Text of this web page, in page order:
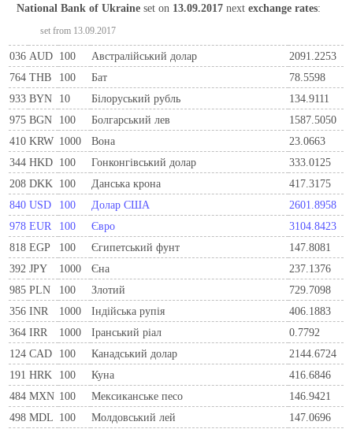
National Bank of Ukraine set on 13.09.2017 nextexchange rates:
set from 13.09.2017
036 AUD 100 Австралійський долар
2091.2253
764 THB 100 Бат
78.5598
933 BYN 10 Бiлоруський рубль
134.9111
975 BGN 100 Болгарський лев
1587.5050
410 KRW 1000 Вона
23.0663
344 HKD 100 Гонконгівський долар
333.0125
208 DKK 100 Данська крона
417.3175
840 USD 100 Долар США
2601.8958
978 EUR 100 Євро
3104.8423
818 EGP 100 Єгипетський фунт
147.8081
392 JPY 1000 Єна
237.1376
985 PLN 100 Злотий
729.7098
356 INR 1000 Індійська рупія
406.1883
364 IRR 1000 Іранський ріал
0.7792
124 CAD 100 Канадський долар
2144.6724
191 HRK 100 Куна
416.6846
484 MXN 100 Мексиканське песо
146.9421
498 MDL 100 Молдовський лей
147.0696